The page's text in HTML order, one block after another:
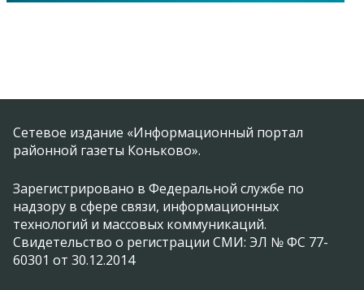
Сетевое издание «Информационный портал
районной газеты Коньково».
Зарегистрировано в Федеральной службе по
надзору в сфере связи, информационных
технологий и массовых коммуникаций.
Свидетельство о регистрации СМИ: ЭЛ № ФС 77-
60301 от 30.12.2014